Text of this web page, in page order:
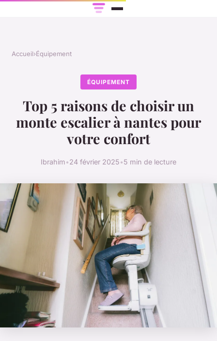
Accueil›Équipement
ÉQUIPEMENT
Top 5 raisons de choisir un
monte escalier à nantes pour
votre confort
Ibrahim•24 février 2025•5 min de lecture